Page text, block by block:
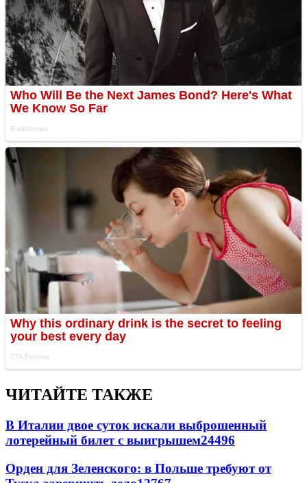
ЧИТАЙТЕ ТАКЖЕ
В Италии двое суток искали выброшенный
лотерейный билет с выигрышем24496
Орден для Зеленского: в Польше требуют от